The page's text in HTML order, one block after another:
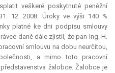
veškeré poskytnuté peněžní
12. 2008. Úroky ve výši 140 %
platné ke dni podpisu smlouvy
daně dále zjistil, že pan Ing. H.
smlouvu na dobu neurčitou,
a mimo toto pracovní
žalobce. Žalobce je